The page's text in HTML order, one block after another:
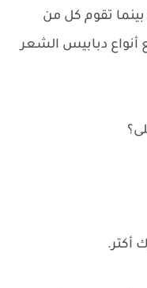
تقوم كل من
دبابيس الشعر
أكتر.